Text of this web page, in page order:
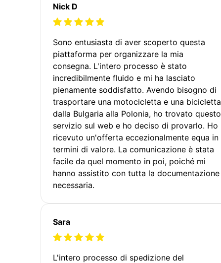
Nick D
Sono entusiasta di aver scoperto questa
piattaforma per organizzare la mia
consegna. L'intero processo è stato
incredibilmente fluido e mi ha lasciato
pienamente soddisfatto. Avendo bisogno di
trasportare una motocicletta e una bicicletta
dalla Bulgaria alla Polonia, ho trovato questo
servizio sul web e ho deciso di provarlo. Ho
ricevuto un'offerta eccezionalmente equa in
termini di valore. La comunicazione è stata
facile da quel momento in poi, poiché mi
hanno assistito con tutta la documentazione
necessaria.
Sara
L'intero processo di spedizione del